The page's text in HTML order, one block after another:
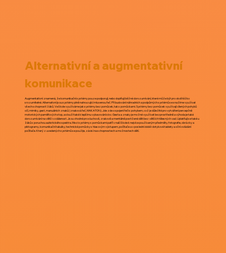
Alternativní a augmentativní
komunikace
Augmentativní znamená, že komunikační systémy pouze podporují, nebo doplňují běžné dorozumívání, které může být pro okolí těžko
srozumitelné. Alternativní jsou systémy plně nahrazující mluvenou řeč. Při budování náhradních a podpůrných systémů se snažíme využívat
všech schopností žáků. Ve škole využíváme jak systémy bez pomůcek, tak s pomůckami. Systémy bez pomůcek využívají cílených pohybů
očí, mimiky, gest, manuálních znaků (znaková řeč, MAKATON). Jde zde o spojení řeči s pohybem, což je důležité pro vytváření percepčně
motorických paměťových stop, a slouží také k lepšímu vybavování slov. Gesta a znaky je možné využívat bezprostředně a výhoda je také
dorozumívání na větší vzdálenost. Jsou vhodné pro sluchově, zrakově a mentálně postižené děti bez větších tělesných vad. Uplatňují se také u
žáků s poruchou autistického spektra. Mezi systémy s pomůckami patří v naší škole k nejvíce používaným předměty, fotografie, obrázky a
piktogramy, komunikační tabulky, technické pomůcky s hlasovým výstupem, počítače a v poslední době i dotykové tablety a oční ovládání
počítače. Který z uvedených systémů se použije, závisí na schopnostech a možnostech dětí.